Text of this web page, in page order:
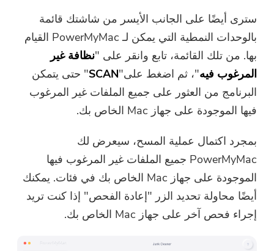
سترى أيضًا على الجانب الأيسر من شاشتك قائمة
بالوحدات النمطية التي يمكن لـ PowerMyMac القيام
بها. من تلك القائمة، تابع وانقر على "نظافة غير
المرغوب فيه"، ثم اضغط على"SCAN" حتى يتمكن
البرنامج من العثور على جميع الملفات غير المرغوب
فيها الموجودة على جهاز Mac الخاص بك.
بمجرد اكتمال عملية المسح، سيعرض لك
PowerMyMac جميع الملفات غير المرغوب فيها
الموجودة على جهاز Mac الخاص بك في فئات. يمكنك
أيضًا محاولة تحديد الزر "إعادة الفحص" إذا كنت تريد
إجراء فحص آخر على جهاز Mac الخاص بك.